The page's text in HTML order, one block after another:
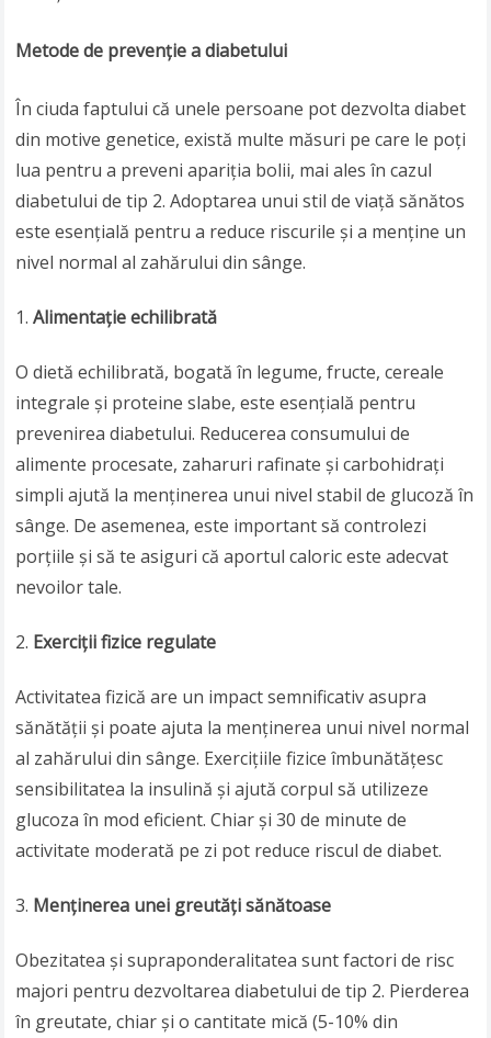
Metode de prevenție a diabetului
În ciuda faptului că unele persoane pot dezvolta diabet
din motive genetice, există multe măsuri pe care le poți
lua pentru a preveni apariția bolii, mai ales în cazul
diabetului de tip 2. Adoptarea unui stil de viață sănătos
este esențială pentru a reduce riscurile și a menține un
nivel normal al zahărului din sânge.
Alimentație echilibrată
O dietă echilibrată, bogată în legume, fructe, cereale
integrale și proteine slabe, este esențială pentru
prevenirea diabetului. Reducerea consumului de
alimente procesate, zaharuri rafinate și carbohidrați
simpli ajută la menținerea unui nivel stabil de glucoză în
sânge. De asemenea, este important să controlezi
porțiile și să te asiguri că aportul caloric este adecvat
nevoilor tale.
Exerciții fizice regulate
Activitatea fizică are un impact semnificativ asupra
sănătății și poate ajuta la menținerea unui nivel normal
al zahărului din sânge. Exercițiile fizice îmbunătățesc
sensibilitatea la insulină și ajută corpul să utilizeze
glucoza în mod eficient. Chiar și 30 de minute de
activitate moderată pe zi pot reduce riscul de diabet.
Menținerea unei greutăți sănătoase
Obezitatea și supraponderalitatea sunt factori de risc
majori pentru dezvoltarea diabetului de tip 2. Pierderea
în greutate, chiar și o cantitate mică (5-10% din